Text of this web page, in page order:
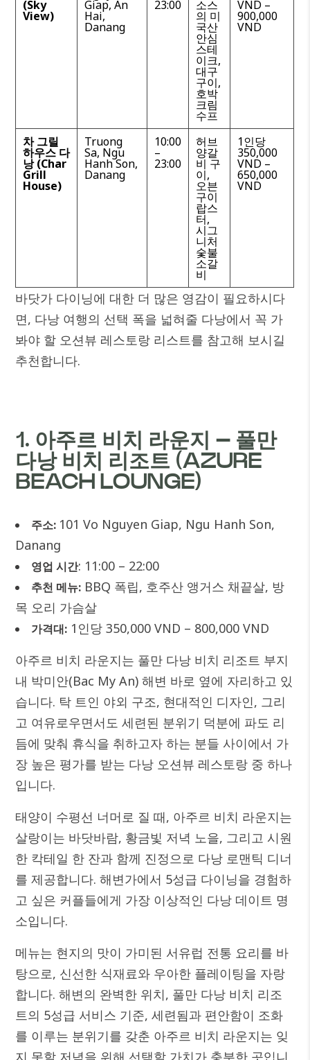
(Sky
View)
Giap, An
Hai,
Danang
23:00 소스
의 미
국산
안심
스테
이크,
대구
구이,
호박
크림
수프
VND –
900,000
VND
차 그릴
하우스 다
낭 (Char
Grill
House)
Truong
Sa, Ngu
Hanh Son,
Danang
10:00
–
23:00
허브
양갈
비 구
이,
오븐
구이
랍스
터,
시그
니처
숯불
소갈
비
1인당
350,000
VND –
650,000
VND
바닷가 다이닝에 대한 더 많은 영감이 필요하시다
면, 다낭 여행의 선택 폭을 넓혀줄 다낭에서 꼭 가
봐야 할 오션뷰 레스토랑 리스트를 참고해 보시길
추천합니다.
1. 아주르 비치 라운지 – 풀만
다낭 비치 리조트 (AZURE
BEACH LOUNGE)
주소: 101 Vo Nguyen Giap, Ngu Hanh Son,
Danang
영업 시간: 11:00 – 22:00
추천 메뉴: BBQ 폭립, 호주산 앵거스 채끝살, 방
목 오리 가슴살
가격대: 1인당 350,000 VND – 800,000 VND
아주르 비치 라운지는 풀만 다낭 비치 리조트 부지
내 박미안(Bac My An) 해변 바로 옆에 자리하고 있
습니다. 탁 트인 야외 구조, 현대적인 디자인, 그리
고 여유로우면서도 세련된 분위기 덕분에 파도 리
듬에 맞춰 휴식을 취하고자 하는 분들 사이에서 가
장 높은 평가를 받는 다낭 오션뷰 레스토랑 중 하나
입니다.
태양이 수평선 너머로 질 때, 아주르 비치 라운지는
살랑이는 바닷바람, 황금빛 저녁 노을, 그리고 시원
한 칵테일 한 잔과 함께 진정으로 다낭 로맨틱 디너
를 제공합니다. 해변가에서 5성급 다이닝을 경험하
고 싶은 커플들에게 가장 이상적인 다낭 데이트 명
소입니다.
메뉴는 현지의 맛이 가미된 서유럽 전통 요리를 바
탕으로, 신선한 식재료와 우아한 플레이팅을 자랑
합니다. 해변의 완벽한 위치, 풀만 다낭 비치 리조
트의 5성급 서비스 기준, 세련됨과 편안함이 조화
를 이루는 분위기를 갖춘 아주르 비치 라운지는 잊
지 못할 저녁을 위해 선택할 가치가 충분한 곳입니